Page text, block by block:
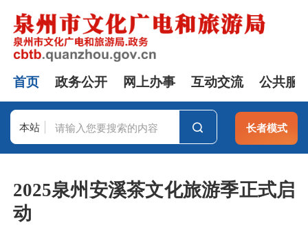
首页 政务公开 网上办事 互动交流 公共服
本站 长者模式
2025泉州安溪茶文化旅游季正式启
动